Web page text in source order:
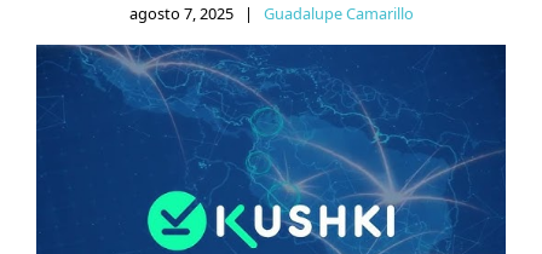
agosto 7, 2025 | Guadalupe Camarillo